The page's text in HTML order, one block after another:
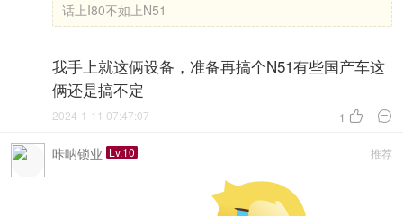
话上I80不如上N51
我手上就这俩设备，准备再搞个N51有些国产车这
俩还是搞不定
1  
2024-1-11 07:47:07
推荐
咔呐锁业 Lv.10